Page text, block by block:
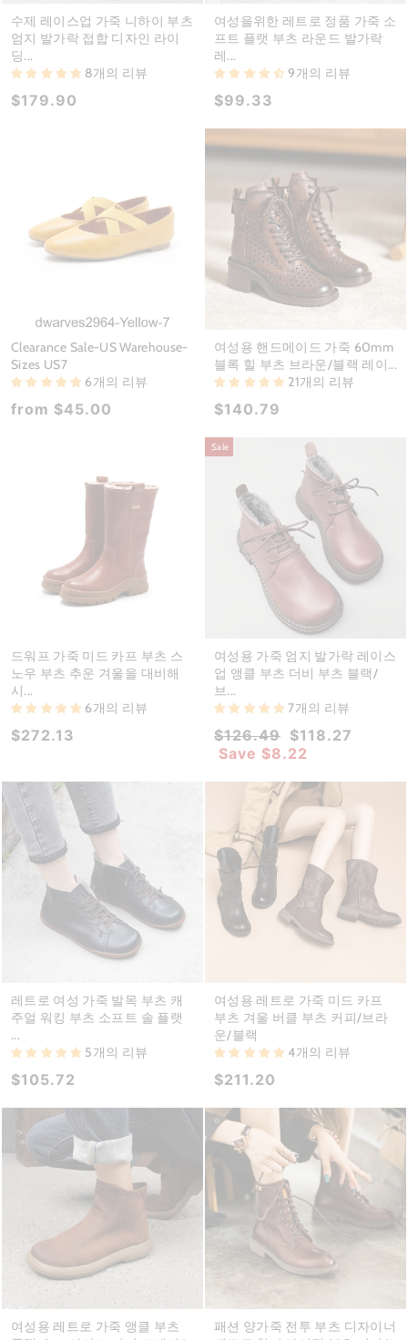
수제 레이스업 가죽 니하이 부츠
엄지 발가락 접합 디자인 라이
딩...
8개의 리뷰
$179.90
여성을위한 레트로 정품 가죽 소
프트 플랫 부츠 라운드 발가락
레...
9개의 리뷰
$99.33
Clearance Sale-US Warehouse-
Sizes US7
6개의 리뷰
from $45.00
여성용 핸드메이드 가죽 60mm
블록 힐 부츠 브라운/블랙 레이...
21개의 리뷰
$140.79
드워프 가죽 미드 카프 부츠 스
노우 부츠 추운 겨울을 대비해
시...
6개의 리뷰
$272.13
Sale
여성용 가죽 엄지 발가락 레이스
업 앵클 부츠 더비 부츠 블랙/
브...
7개의 리뷰
Regular
price
$126.49 Sale
price
$118.27
Save $8.22
레트로 여성 가죽 발목 부츠 캐
주얼 워킹 부츠 소프트 솔 플랫
...
5개의 리뷰
$105.72
여성용 레트로 가죽 미드 카프
부츠 겨울 버클 부츠 커피/브라
운/블랙
4개의 리뷰
$211.20
여성용 레트로 가죽 앵클 부츠
패션 양가죽 전투 부츠 디자이너